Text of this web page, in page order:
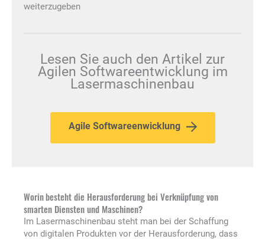
weiterzugeben
Lesen Sie auch den Artikel zur
Agilen Softwareentwicklung im
Lasermaschinenbau
Agile Softwareenwicklung
Worinbesteht die Herausforderung bei Verknüpfung von
smarten Diensten und Maschinen?
Im Lasermaschinenbau steht man bei der Schaffung
von digitalen Produkten vor der Herausforderung, dass